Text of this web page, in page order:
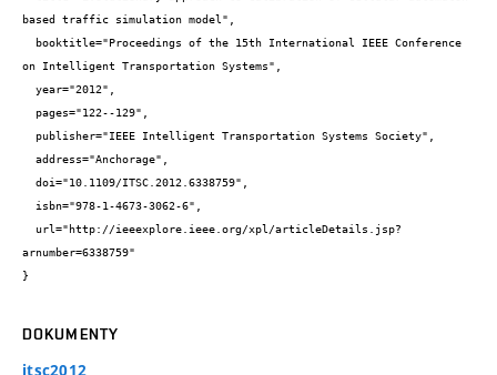
based traffic simulation model",
on Intelligent Transportation Systems",
arnumber=6338759"
}
DOKUMENTY
itsc2012